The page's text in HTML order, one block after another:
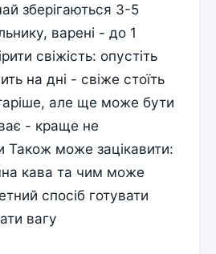
зберігаються 3-5
варені - до 1
свіжість: опустіть
на дні - свіже стоїть
але ще може бути
- краще не
Також може зацікавити:
кава та чим може
спосіб готувати
вагу